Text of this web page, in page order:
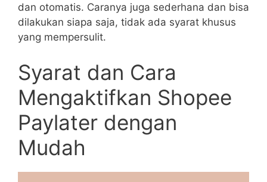
dan otomatis. Caranya juga sederhana dan bisa
dilakukan siapa saja, tidak ada syarat khusus
yang mempersulit.
Syarat dan Cara
Mengaktifkan Shopee
Paylater dengan
Mudah